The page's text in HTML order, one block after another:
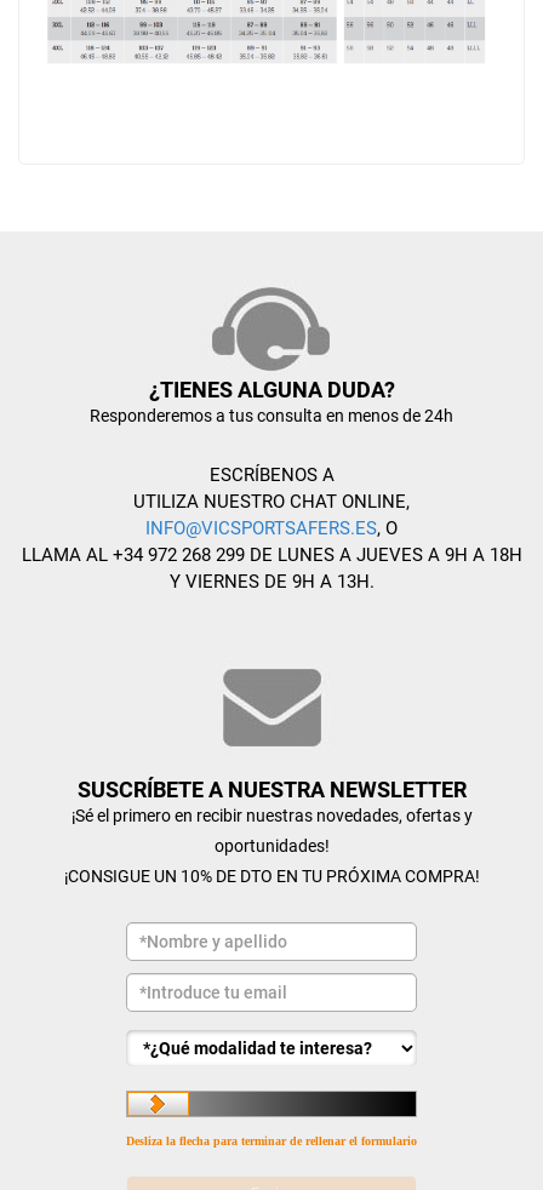
¿TIENES ALGUNA DUDA?
Responderemos a tus consulta en menos de 24h
ESCRÍBENOS A
UTILIZA NUESTRO CHAT ONLINE,
INFO@VICSPORTSAFERS.ES, O
LLAMA AL +34 972 268 299 DE LUNES A JUEVES A 9H A 18H
Y VIERNES DE 9H A 13H.
SUSCRÍBETE A NUESTRA NEWSLETTER
¡Sé el primero en recibir nuestras novedades, ofertas y
oportunidades!
¡CONSIGUE UN 10% DE DTO EN TU PRÓXIMA COMPRA!
Desliza la flecha para terminar de rellenar el formulario